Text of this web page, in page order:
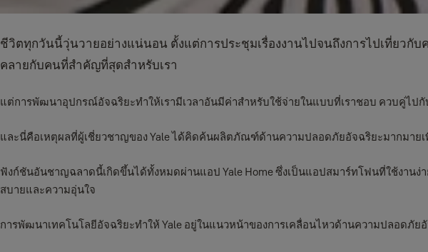
ชีวิตทุกวันนี้วุ่นวายอย่างแน่นอน ตั้งแต่การประชุมเรื่องงานไปจนถึงการไปเที่ยวกั
คลายกับคนที่สำคัญที่สุดสำหรับเรา
แต่การพัฒนาอุปกรณ์อัจฉริยะทำให้เรามีเวลาอันมีค่าสำหรับใช้จ่ายในแบบที่เราชอบ ควบคู่ไป
และนี่คือเหตุผลที่ผู้เชี่ยวชาญของ Yale ได้คิดค้นผลิตภัณฑ์ด้านความปลอดภัยอัจฉริยะมากมาย
ฟังก์ชันอันชาญฉลาดนี้เกิดขึ้นได้ทั้งหมดผ่านแอป Yale Home ซึ่งเป็นแอปสมาร์ทโฟนที่ใช้งาน
สบายและความอุ่นใจ
การพัฒนาเทคโนโลยีอัจฉริยะทำให้ Yale อยู่ในแนวหน้าของการเคลื่อนไหวด้านความปลอดภั